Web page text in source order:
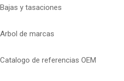
Bajas y tasaciones
Arbol de marcas
Catalogo de referencias OEM